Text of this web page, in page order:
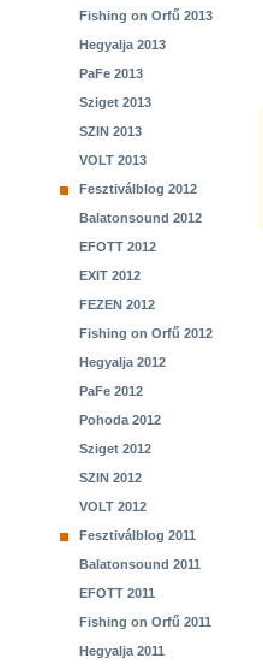
Fishing on Orfű 2013
Hegyalja 2013
PaFe 2013
Sziget 2013
SZIN 2013
VOLT 2013
Fesztiválblog 2012
Balatonsound 2012
EFOTT 2012
EXIT 2012
FEZEN 2012
Fishing on Orfű 2012
Hegyalja 2012
PaFe 2012
Pohoda 2012
Sziget 2012
SZIN 2012
VOLT 2012
Fesztiválblog 2011
Balatonsound 2011
EFOTT 2011
Fishing on Orfű 2011
Hegyalja 2011